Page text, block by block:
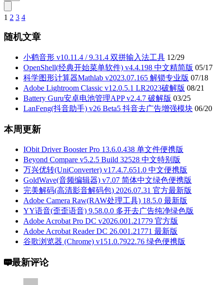
文
章
1 2 3 4
随机文章
小鹤音形 v10.11.4 / 9.31.4 双拼输入法工具 12/29
OpenShell(经典开始菜单软件) v4.4.198 中文精简版 05/17
科学图形计算器Mathlab v2023.07.165 解锁专业版 07/18
Adobe Lightroom Classic v12.0.5.1 LR2023破解版 08/21
Battery Guru安卓电池管理APP v2.4.7 破解版 03/25
LanFeng(抖音助手) v26 Beta5 抖音去广告增强模块 06/20
本周更新
IObit Driver Booster Pro 13.6.0.438 单文件便携版
Beyond Compare v5.2.5 Build 32528 中文特别版
万兴优转(UniConverter) v17.4.7.651.0 中文便携版
GoldWave(音频编辑器) v7.07 简体中文绿色便携版
完美解码(高清影音解码包) 2026.07.31 官方最新版
Adobe Camera Raw(RAW处理工具) 18.5.0 最新版
YY语音(歪歪语音) 9.58.0.0 多开去广告纯净绿色版
Adobe Acrobat Pro DC v2026.001.21779 官方版
Adobe Acrobat Reader DC 26.001.21771 最新版
谷歌浏览器 (Chrome) v151.0.7922.76 绿色便携版
最新评论